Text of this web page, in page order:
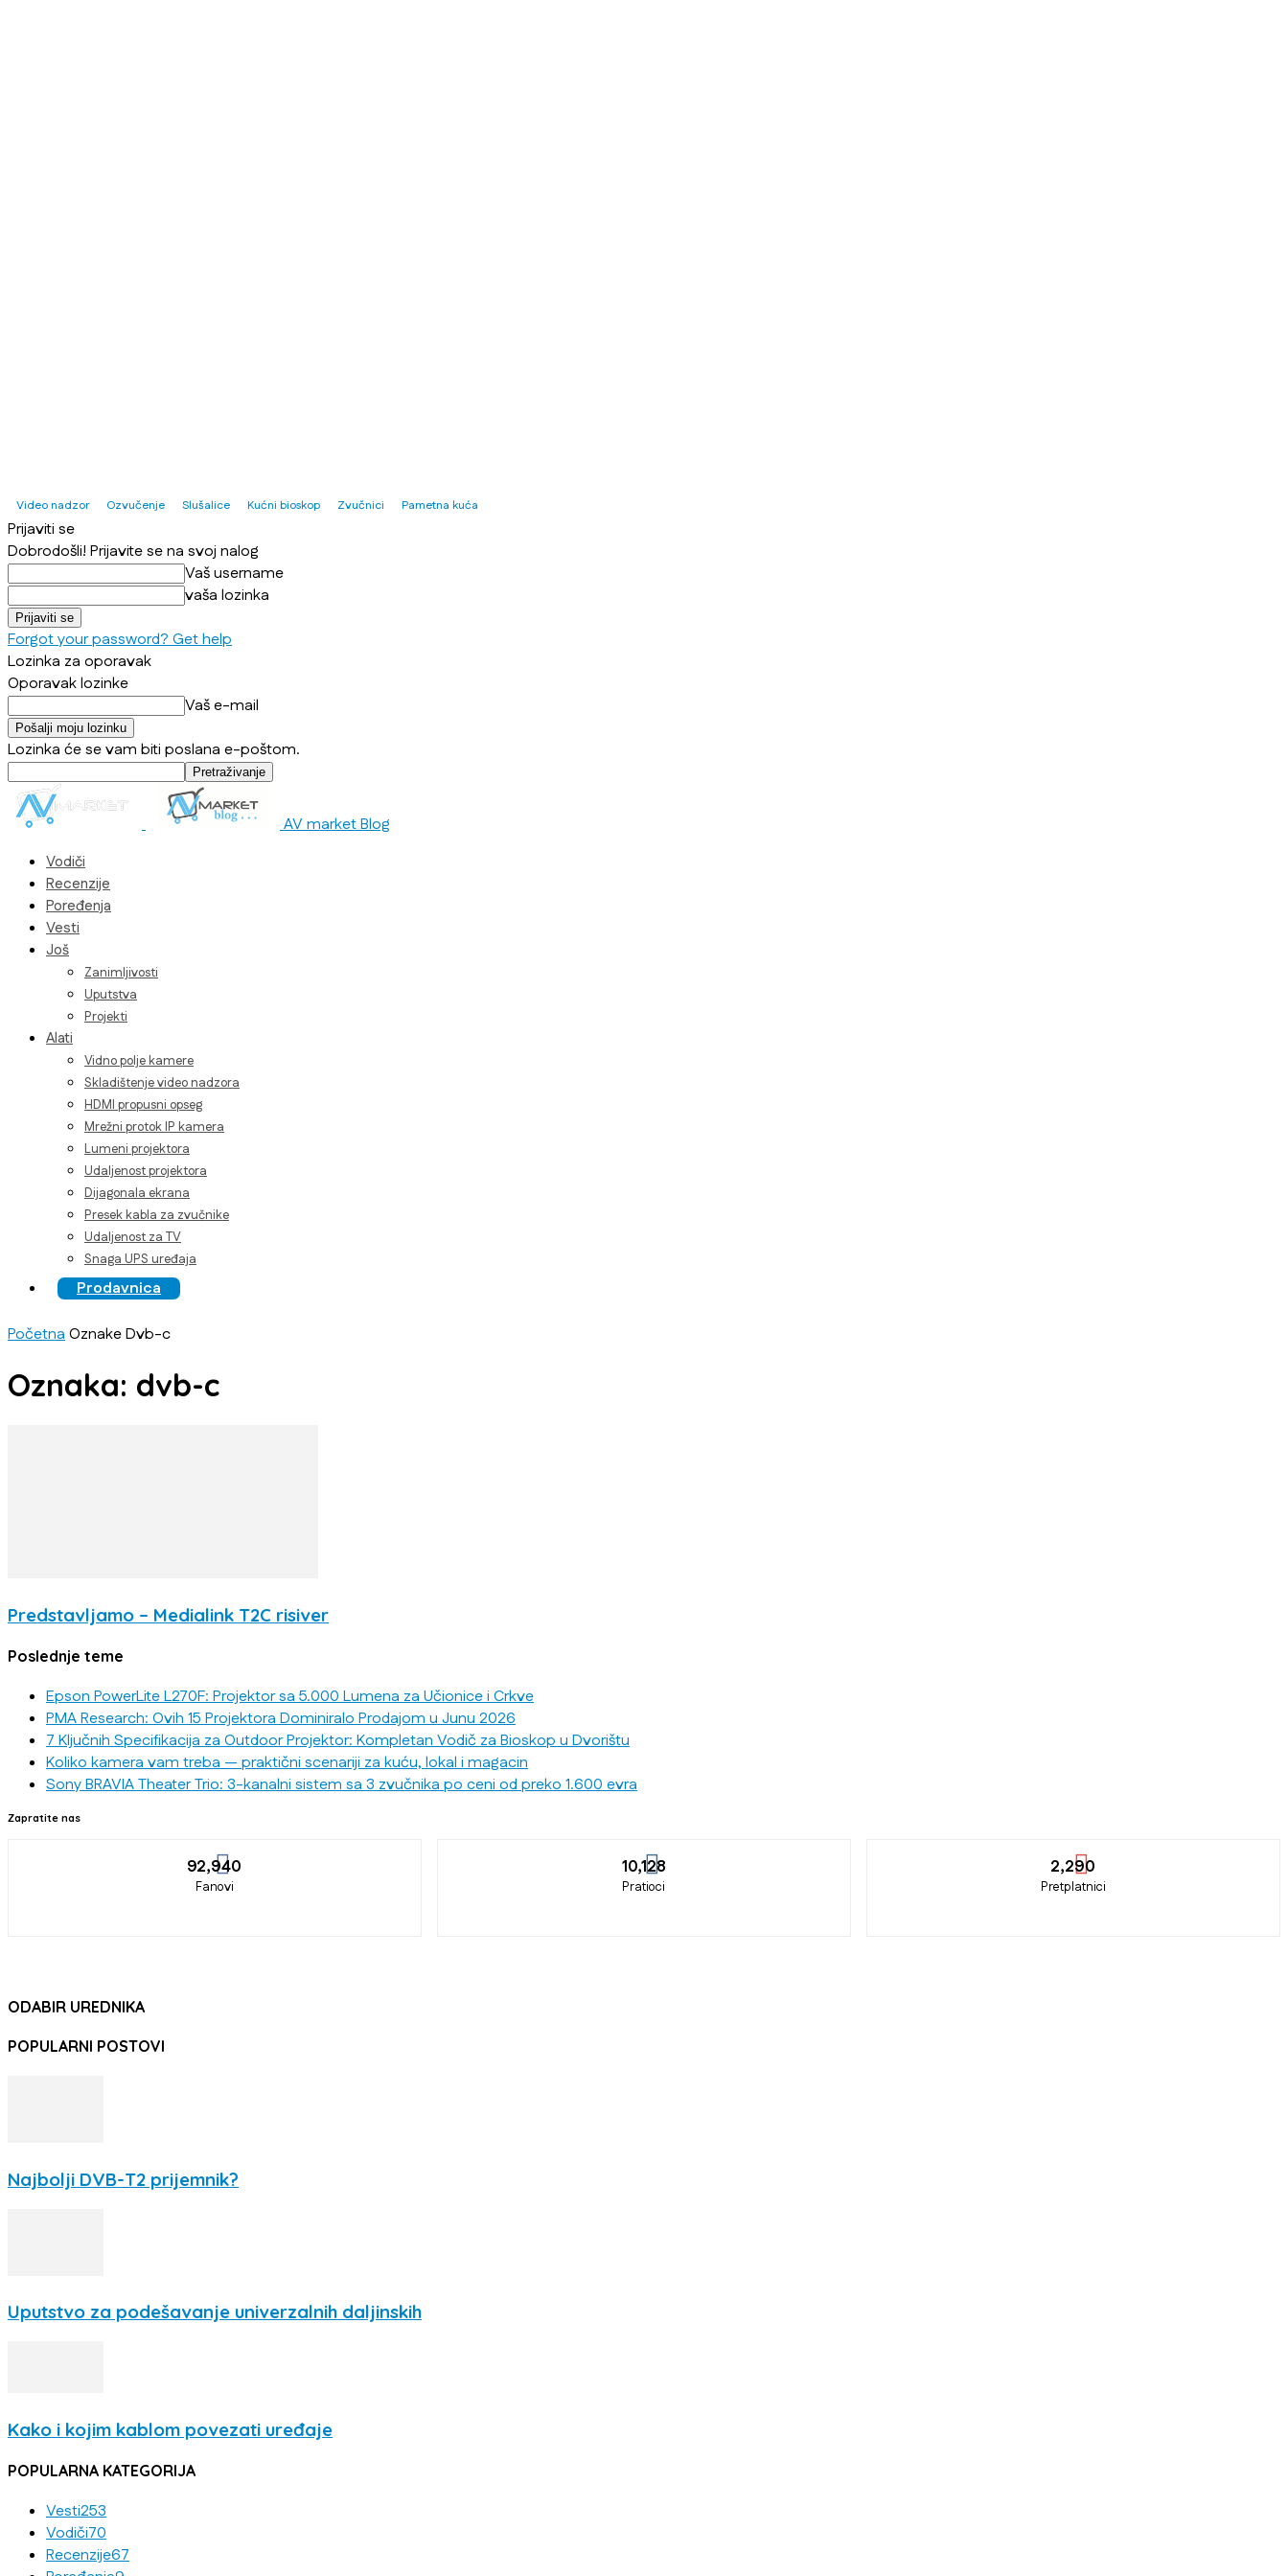
Video nadzor Ozvučenje Slušalice Kućni bioskop Zvučnici Pametna kuća
Prijaviti se
Dobrodošli! Prijavite se na svoj nalog
Vaš username
vaša lozinka
Forgot your password? Get help
Lozinka za oporavak
Oporavak lozinke
Vaš e-mail
Lozinka će se vam biti poslana e-poštom.
AV market Blog
Vodiči
Recenzije
Poređenja
Vesti
Još
Zanimljivosti
Uputstva
Projekti
Alati
Vidno polje kamere
Skladištenje video nadzora
HDMI propusni opseg
Mrežni protok IP kamera
Lumeni projektora
Udaljenost projektora
Dijagonala ekrana
Presek kabla za zvučnike
Udaljenost za TV
Snaga UPS uređaja
Prodavnica
PočetnaOznakeDvb-c
Oznaka: dvb-c
Predstavljamo – Medialink T2C risiver
Poslednje teme
Epson PowerLite L270F: Projektor sa 5.000 Lumena za Učionice i Crkve
PMA Research: Ovih 15 Projektora Dominiralo Prodajom u Junu 2026
7 Ključnih Specifikacija za Outdoor Projektor: Kompletan Vodič za Bioskop u Dvorištu
Koliko kamera vam treba — praktični scenariji za kuću, lokal i magacin
Sony BRAVIA Theater Trio: 3-kanalni sistem sa 3 zvučnika po ceni od preko 1.600 evra
Zapratite nas
92,940
Fanovi
10,128
Pratioci
2,290
Pretplatnici
ODABIR UREDNIKA
POPULARNI POSTOVI
Najbolji DVB-T2 prijemnik?
Uputstvo za podešavanje univerzalnih daljinskih
Kako i kojim kablom povezati uređaje
POPULARNA KATEGORIJA
Vesti253
Vodiči70
Recenzije67